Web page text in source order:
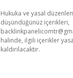
Hukuka ve yasal
düşündüğünüz içerikleri,
halinde, ilgili içerikler
kaldırılacaktır.